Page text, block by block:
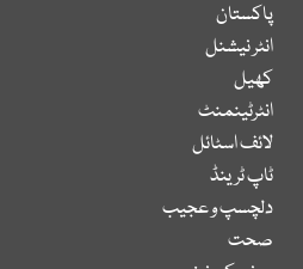
پاکستان
انٹر نیشنل
کھیل
انٹرٹینمنٹ
لائف اسٹائل
ٹاپ ٹرینڈ
دلچسپ و عجیب
صحت